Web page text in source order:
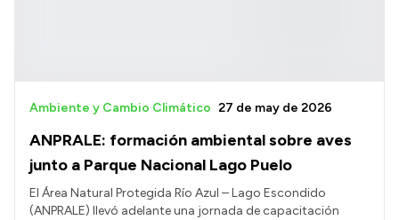
ANPRALE: formación ambiental sobre aves
junto a Parque Nacional Lago Puelo
Ambiente y Cambio Climático 27 de may de 2026
El Área Natural Protegida Río Azul – Lago Escondido
(ANPRALE) llevó adelante una jornada de capacitación